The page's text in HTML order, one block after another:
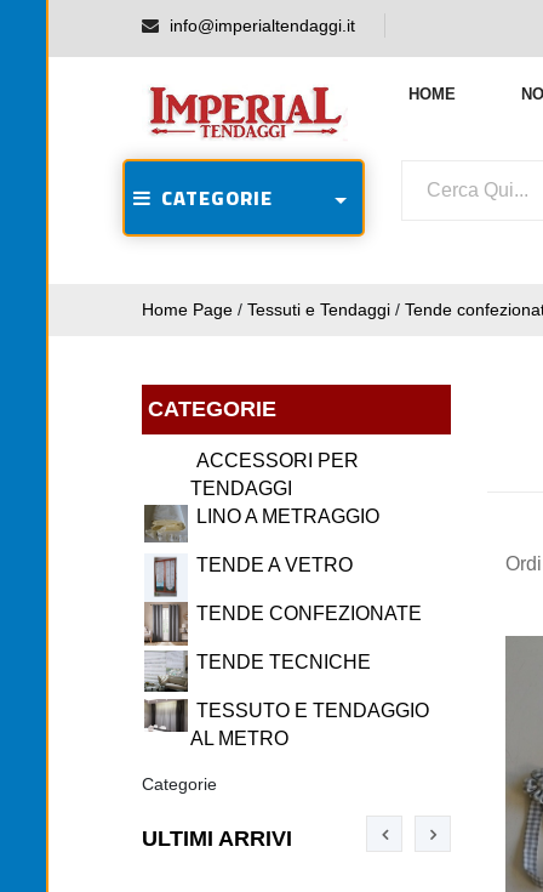
info@imperialtendaggi.it
HOME
CATEGORIE
Home Page / Tessuti e Tendaggi / Tende
CATEGORIE
ACCESSORI PER
TENDAGGI
LINO A METRAGGIO
TENDE A VETRO
TENDE CONFEZIONATE
TENDE TECNICHE
TESSUTO E TENDAGGIO
AL METRO
Categorie
ULTIMI ARRIVI